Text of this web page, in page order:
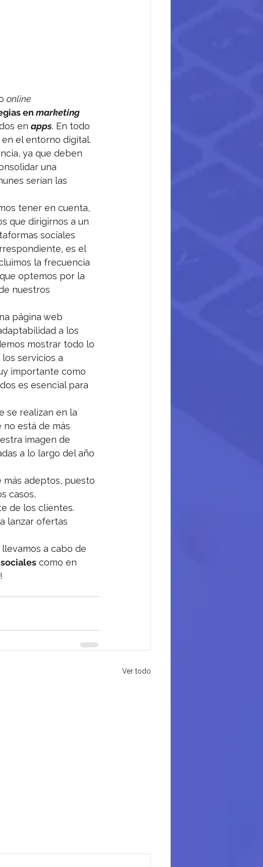
online
en marketing
en apps. En todo
el entorno digital.
ya que deben
una
serían las
tener en cuenta,
que dirigirnos a un
sociales
es el
la frecuencia
optemos por la
nuestros
página web
a los
mostrar todo lo
servicios a
importante como
es esencial para
se realizan en la
está de más
imagen de
a lo largo del año
más adeptos, puesto
casos,
de los clientes.
lanzar ofertas
a cabo de
como en
!
Ver todo